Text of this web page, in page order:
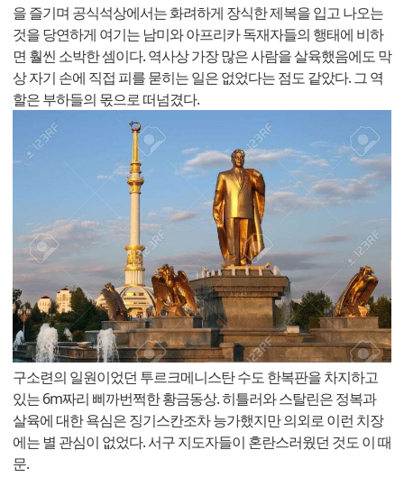
을 즐기며 공식석상에서는 화려하게 장식한 제복을 입고 나오는
것을 당연하게 여기는 남미와 아프리카 독재자들의 행태에 비하
면 훨씬 소박한 셈이다. 역사상 가장 많은 사람을 살육했음에도 막
상 자기 손에 직접 피를 묻히는 일은 없었다는 점도 같았다. 그 역
할은 부하들의 몫으로 떠넘겼다.
구소련의 일원이었던 투르크메니스탄 수도 한복판을 차지하고
있는 6m짜리 삐까번쩍한 황금동상. 히틀러와 스탈린은 정복과
살육에 대한 욕심은 징기스칸조차 능가했지만 의외로 이런 치장
에는 별 관심이 없었다. 서구 지도자들이 혼란스러웠던 것도 이 때
문.